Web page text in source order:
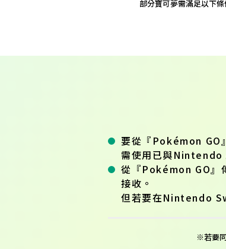
部分寶可夢需滿足以下
要從『Pokémon GO
需使用已與Nintendo
從『Pokémon GO』
接收。
但若要在Nintendo
※若要